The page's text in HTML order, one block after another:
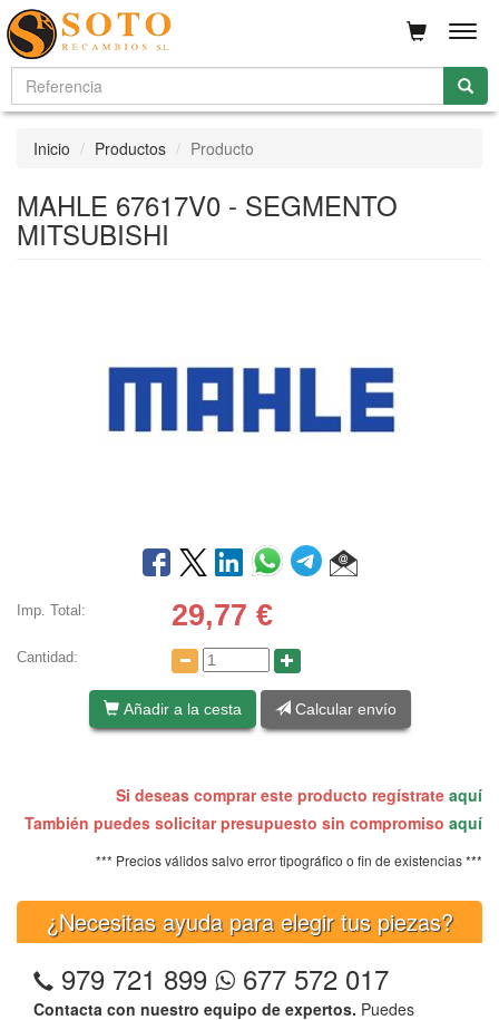
Inicio Productos Producto
MAHLE 67617V0 - SEGMENTO
MITSUBISHI
Imp. Total: 29,77 €
Cantidad:
Añadir a la cesta Calcular envío
Si deseas comprar este producto regístrate aquí
También puedes solicitar presupuesto sin compromiso aquí
*** Precios válidos salvo error tipográfico o fin de existencias ***
¿Necesitas ayuda para elegir tus piezas?
979 721 899 677 572 017
Contacta con nuestro equipo de expertos. Puedes